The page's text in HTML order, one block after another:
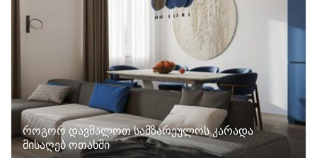
როგორ დავმალოთ სამზარეულოს კარადა
მისაღებ ოთახში